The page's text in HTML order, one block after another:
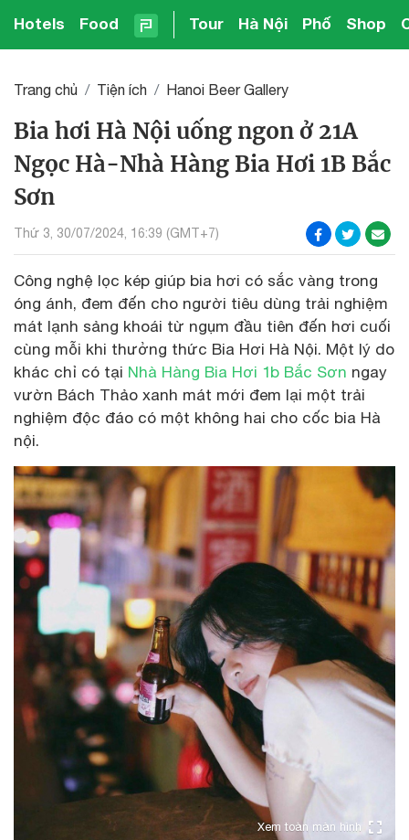
Hotels Food Tour Hà Nội Phố Shop
Trang chủ Tiện ích Hanoi Beer Gallery
Bia hơi Hà Nội uống ngon ở 21A
Ngọc Hà-Nhà Hàng Bia Hơi 1B Bắc
Sơn
Thứ 3, 30/07/2024, 16:39 (GMT+7)
Công nghệ lọc kép giúp bia hơi có sắc vàng trong
óng ánh, đem đến cho người tiêu dùng trải nghiệm
mát lạnh sảng khoái từ ngụm đầu tiên đến hơi cuối
cùng mỗi khi thưởng thức Bia Hơi Hà Nội. Một lý do
khác chỉ có tại Nhà Hàng Bia Hơi 1b Bắc Sơn ngay
vườn Bách Thảo xanh mát mới đem lại một trải
nghiệm độc đáo có một không hai cho cốc bia Hà
nội.
Xem toàn màn hình